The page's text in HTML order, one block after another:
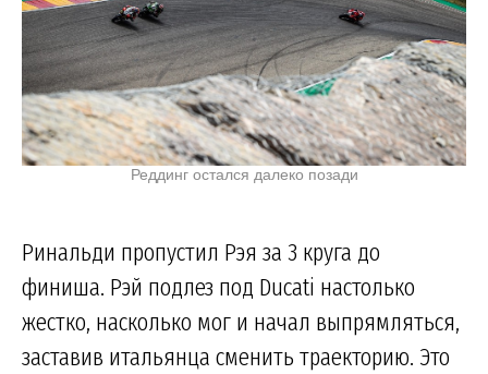
Реддинг остался далеко позади
Ринальди пропустил Рэя за 3 круга до
финиша. Рэй подлез под Ducati настолько
жестко, насколько мог и начал выпрямляться,
заставив итальянца сменить траекторию. Это